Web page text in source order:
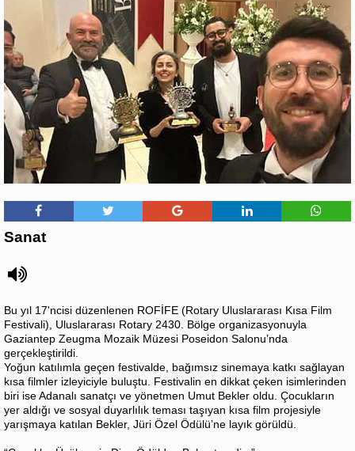
Sanat
Bu yıl 17'ncisi düzenlenen ROFİFE (Rotary Uluslararası Kısa Film
Festivali), Uluslararası Rotary 2430. Bölge organizasyonuyla
Gaziantep Zeugma Mozaik Müzesi Poseidon Salonu’nda
gerçekleştirildi.
Yoğun katılımla geçen festivalde, bağımsız sinemaya katkı sağlayan
kısa filmler izleyiciyle buluştu. Festivalin en dikkat çeken isimlerinden
biri ise Adanalı sanatçı ve yönetmen Umut Bekler oldu. Çocukların
yer aldığı ve sosyal duyarlılık teması taşıyan kısa film projesiyle
yarışmaya katılan Bekler, Jüri Özel Ödülü’ne layık görüldü.